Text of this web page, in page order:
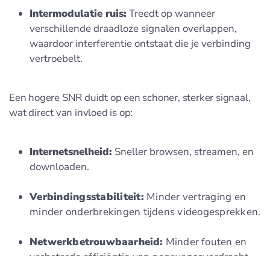
Intermodulatie ruis: Treedt op wanneer
verschillende draadloze signalen overlappen,
waardoor interferentie ontstaat die je verbinding
vertroebelt.
Een hogere SNR duidt op een schoner, sterker signaal,
wat direct van invloed is op:
Internetsnelheid: Sneller browsen, streamen, en
downloaden.
Verbindingsstabiliteit: Minder vertraging en
minder onderbrekingen tijdens videogesprekken.
Netwerkbetrouwbaarheid: Minder fouten en